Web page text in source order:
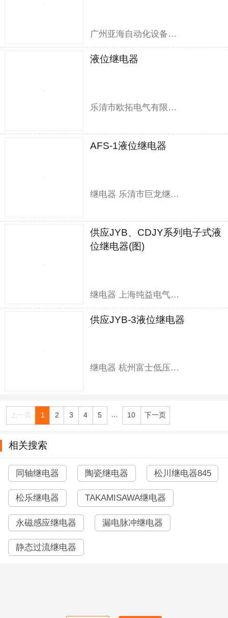
广州亚海自动化设备有限公司
液位继电器
乐清市欧拓电气有限公司
AFS-1液位继电器
继电器 乐清市巨龙继电器有限公司
供应JYB、CDJY系列电子式液
位继电器(图)
继电器 上海纯益电气有限公司
供应JYB-3液位继电器
继电器 杭州富士低压电器有限公司
上一页 1 2 3 4 5 ... 10 下一页
相关搜索
同轴继电器 陶瓷继电器 松川继电器845
松乐继电器 TAKAMISAWA继电器
永磁感应继电器 漏电脉冲继电器
静态过流继电器